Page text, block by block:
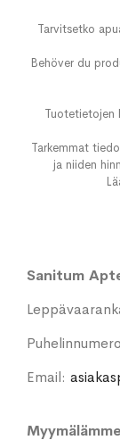
Tarvitsetko
Behöver du
Tuotetietojen
Tarkemmat
ja niiden
Sanitum
Email: